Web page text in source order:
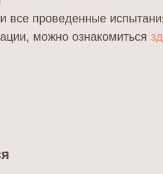
все проведенные
можно ознакомиться